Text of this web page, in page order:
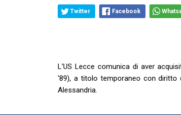
Twitter Facebook
L'US Lecce comunica di aver
'89), a titolo temporaneo con diritto
Alessandria.